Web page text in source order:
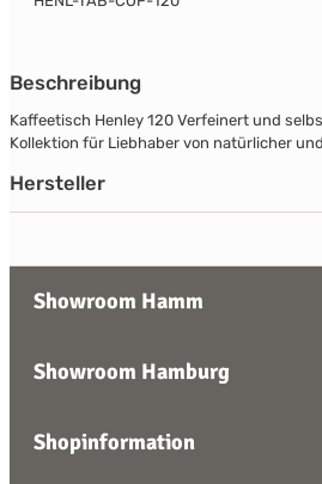
Beschreibung
Kaffeetisch Henley 120 Verfeinert und
Kollektion für Liebhaber von natürlicher
Hersteller
Showroom Hamm
Showroom Hamburg
Shopinformation